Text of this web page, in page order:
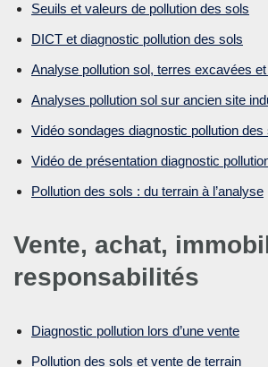
Seuils et valeurs de pollution des sols
DICT et diagnostic pollution des sols
Analyse pollution sol, terres excavées
Analyses pollution sol sur ancien site
Vidéo sondages diagnostic pollution des
Vidéo de présentation diagnostic
Pollution des sols : du terrain à l’analyse
Vente, achat,
responsabilités
Diagnostic pollution lors d’une vente
Pollution des sols et vente de terrain